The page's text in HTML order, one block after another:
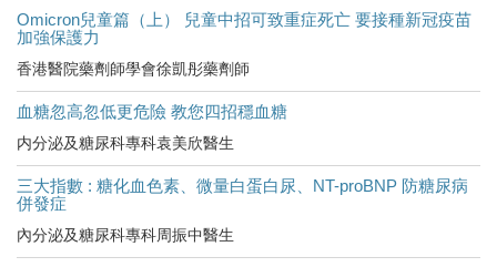
Omicron兒童篇（上） 兒童中招可致重症死亡 要接種新冠疫苗
加強保護力
香港醫院藥劑師學會徐凱彤藥劑師
血糖忽高忽低更危險 教您四招穩血糖
内分泌及糖尿科專科袁美欣醫生
三大指數 : 糖化血色素、微量白蛋白尿、NT-proBNP 防糖尿病
併發症
內分泌及糖尿科專科周振中醫生